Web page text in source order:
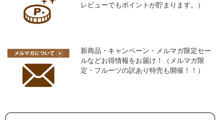
レビューでもポイントが貯まります。）
新商品・キャンペーン・メルマガ限定セー
ルなどお得情報をお届け！（メルマガ限
定・フルーツの訳あり特売も開催！！）